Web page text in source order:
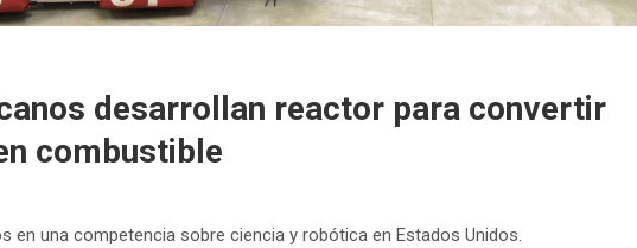
desarrollan reactor para convertir
combustible
en una competencia sobre ciencia y robótica en Estados Unidos.